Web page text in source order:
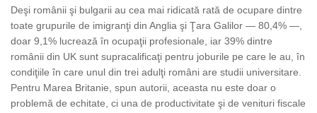
Deşi românii şi bulgarii au cea mai ridicată rată de ocupare dintre
toate grupurile de imigranţi din Anglia şi Ţara Galilor — 80,4% —,
doar 9,1% lucrează în ocupaţii profesionale, iar 39% dintre
românii din UK sunt supracalificaţi pentru joburile pe care le au, în
condiţiile în care unul din trei adulţi români are studii universitare.
Pentru Marea Britanie, spun autorii, aceasta nu este doar o
problemă de echitate, ci una de productivitate şi de venituri fiscale